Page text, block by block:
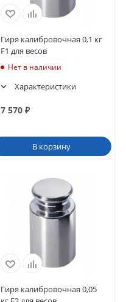
Гиря калибровочная 0,1 кг
F1 для весов
Нет в наличии
Характеристики
7 570₽
В корзину
Гиря калибровочная 0,05